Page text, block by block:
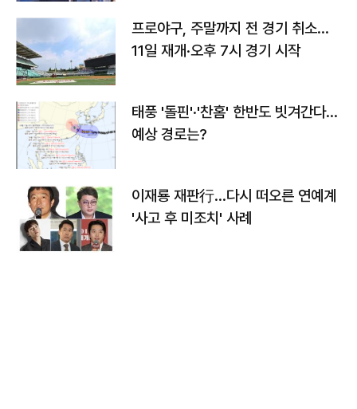
프로야구, 주말까지 전 경기 취소…
11일 재개·오후 7시 경기 시작
태풍 '돌핀'·'찬홈' 한반도 빗겨간다…
예상 경로는?
이재룡 재판行…다시 떠오른 연예계
'사고 후 미조치' 사례